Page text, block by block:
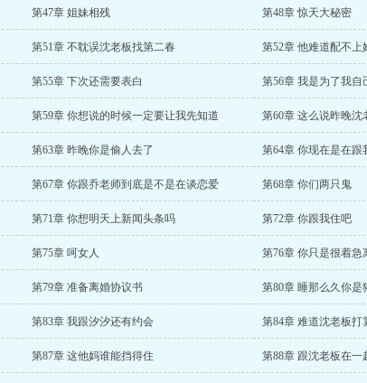
第47章 姐妹相残 第48章 惊天大秘密
第51章 不耽误沈老板找第二春 第52章 他难道配不上
第55章 下次还需要表白 第56章 我是为了我自
第59章 你想说的时候一定要让我先知道 第60章 这么说昨晚沈
第63章 昨晚你是偷人去了 第64章 你现在是在跟
第67章 你跟乔老师到底是不是在谈恋爱 第68章 你们两只鬼
第71章 你想明天上新闻头条吗 第72章 你跟我住吧
第75章 呵女人 第76章 你只是很着急
第79章 准备离婚协议书 第80章 睡那么久你是
第83章 我跟汐汐还有约会 第84章 难道沈老板打
第87章 这他妈谁能挡得住 第88章 跟沈老板在